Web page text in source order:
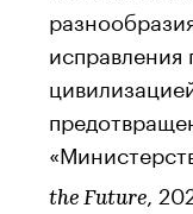
the Future ,